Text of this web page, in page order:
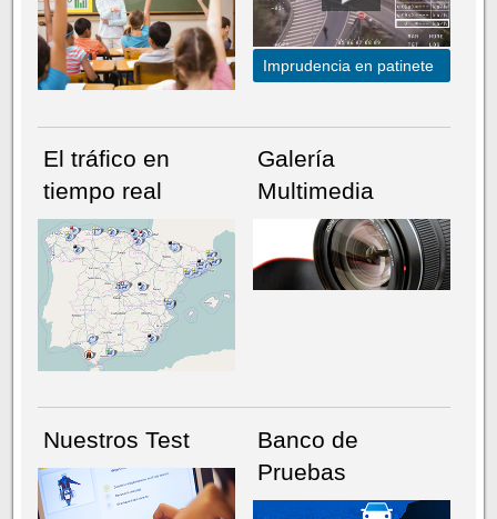
NÚMERO ACTUALHEMEROTECA
Imprudencia en patinete
El tráfico en
tiempo real
Galería
Multimedia
Nuestros Test
Banco de
Pruebas